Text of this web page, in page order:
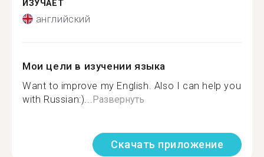
ИЗУЧАЕТ
английский
Мои цели в изучении языка
Want to improve my English. Also I can help you
with Russian:)... Развернуть
Скачать приложение